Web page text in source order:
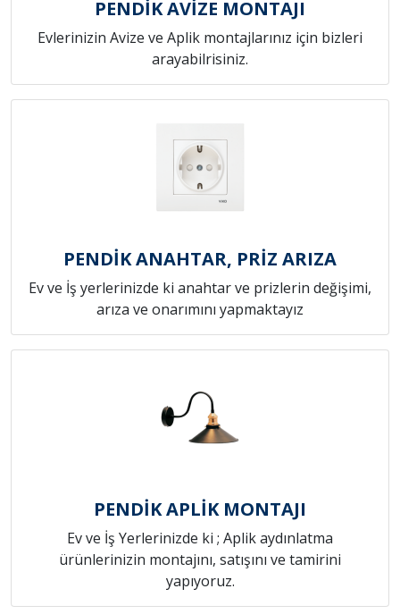
PENDİK AVİZE MONTAJI
Evlerinizin Avize ve Aplik montajlarınız için bizleri
arayabilrisiniz.
PENDİK ANAHTAR, PRİZ ARIZA
Ev ve İş yerlerinizde ki anahtar ve prizlerin değişimi,
arıza ve onarımını yapmaktayız
PENDİK APLİK MONTAJI
Ev ve İş Yerlerinizde ki ; Aplik aydınlatma
ürünlerinizin montajını, satışını ve tamirini
yapıyoruz.